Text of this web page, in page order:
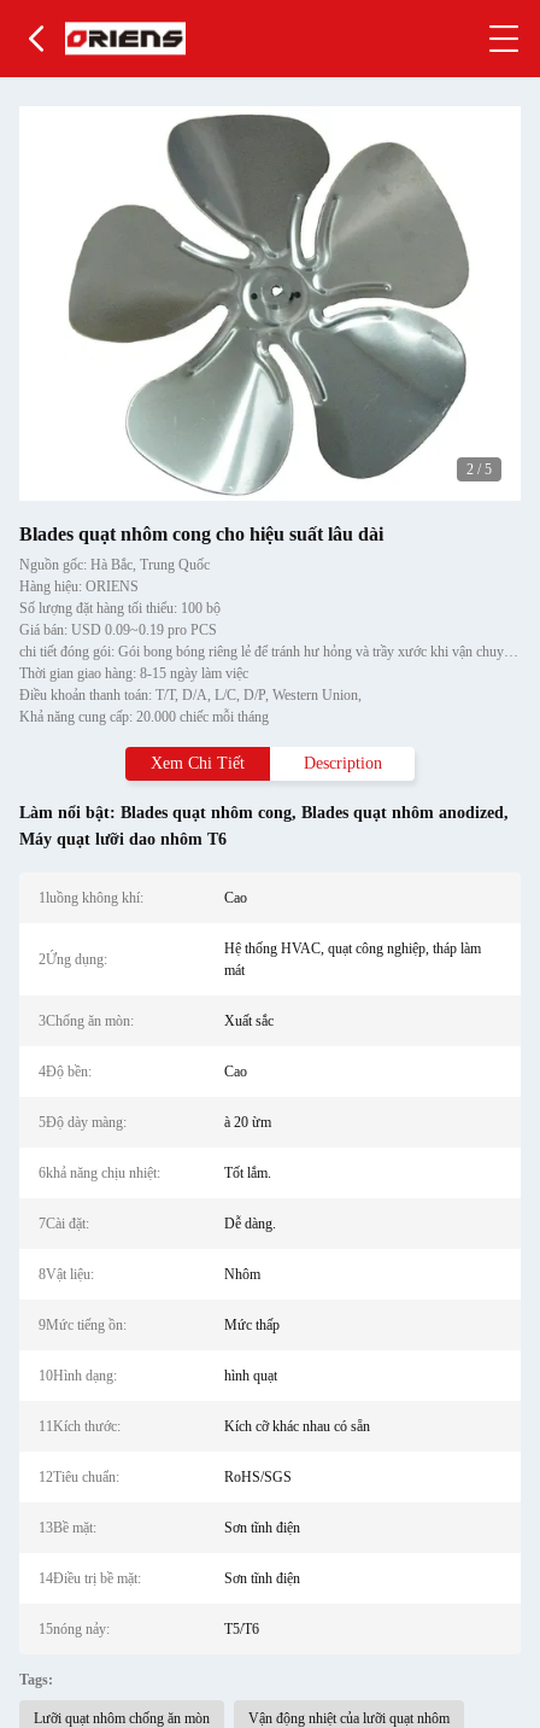
2 / 5
Blades quạt nhôm cong cho hiệu suất lâu dài
Nguồn gốc: Hà Bắc, Trung Quốc
Hàng hiệu: ORIENS
Số lượng đặt hàng tối thiểu: 100 bộ
Giá bán: USD 0.09~0.19 pro PCS
chi tiết đóng gói: Gói bong bóng riêng lẻ để tránh hư hỏng và trầy xước khi vận chuyển, sau đó cho vào thùng carton
Thời gian giao hàng: 8-15 ngày làm việc
Điều khoản thanh toán: T/T, D/A, L/C, D/P, Western Union,
Khả năng cung cấp: 20.000 chiếc mỗi tháng
Xem Chi Tiết Description
Làm nổi bật: Blades quạt nhôm cong, Blades quạt nhôm anodized,
Máy quạt lưỡi dao nhôm T6
1luồng không khí: Cao
2Ứng dụng:
Hệ thống HVAC, quạt công nghiệp, tháp làm
mát
3Chống ăn mòn: Xuất sắc
4Độ bền: Cao
5Độ dày màng: à 20 ừm
6khả năng chịu nhiệt: Tốt lắm.
7Cài đặt: Dễ dàng.
8Vật liệu: Nhôm
9Mức tiếng ồn: Mức thấp
10Hình dạng: hình quạt
11Kích thước: Kích cỡ khác nhau có sẵn
12Tiêu chuẩn: RoHS/SGS
13Bề mặt: Sơn tĩnh điện
14Điều trị bề mặt: Sơn tĩnh điện
15nóng nảy: T5/T6
Tags:
Lưỡi quạt nhôm chống ăn mòn Vận động nhiệt của lưỡi quạt nhôm